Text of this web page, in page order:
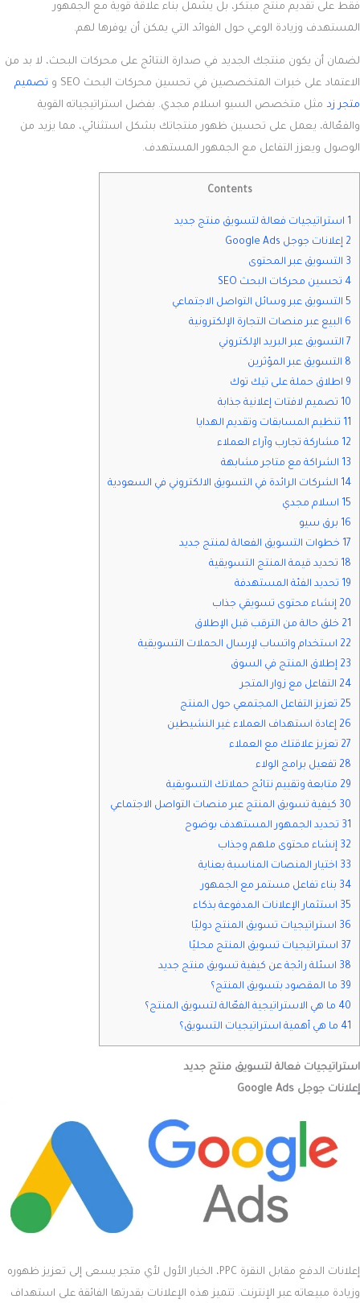
فقط على تقديم منتج مبتكر، بل يشمل بناء علاقة قوية مع الجمهور
المستهدف وزيادة الوعي حول الفوائد التي يمكن أن يوفرها لهم.
لضمان أن يكون منتجك الجديد في صدارة النتائج على محركات البحث، لا بد من
الاعتماد على خبرات المتخصصين في تحسين محركات البحث SEO و
تصميم
متجر زد مثل متخصص السيو اسلام مجدي. بفضل استراتيجياته القوية
والفعّالة، يعمل على تحسين ظهور منتجاتك بشكل استثنائي، مما يزيد من
الوصول ويعزز التفاعل مع الجمهور المستهدف.
Contents
1 استراتيجيات فعالة لتسويق منتج جديد
2 إعلانات جوجل Google Ads
3 التسويق عبر المحتوى
4 تحسين محركات البحث SEO
5 التسويق عبر وسائل التواصل الاجتماعي
6 البيع عبر منصات التجارة الإلكترونية
7 التسويق عبر البريد الإلكتروني
8 التسويق عبر المؤثرين
9 اطلاق حملة على تيك توك
10 تصميم لافتات إعلانية جذابة
11 تنظيم المسابقات وتقديم الهدايا
12 مشاركة تجارب وآراء العملاء
13 الشراكة مع متاجر مشابهة
14 الشركات الرائدة في التسويق الالكتروني في السعودية
15 اسلام مجدي
16 برق سيو
17 خطوات التسويق الفعالة لمنتج جديد
18 تحديد قيمة المنتج التسويقية
19 تحديد الفئة المستهدفة
20 إنشاء محتوى تسويقي جذاب
21 خلق حالة من الترقب قبل الإطلاق
22 استخدام واتساب لإرسال الحملات التسويقية
23 إطلاق المنتج في السوق
24 التفاعل مع زوار المتجر
25 تعزيز التفاعل المجتمعي حول المنتج
26 إعادة استهداف العملاء غير النشيطين
27 تعزيز علاقتك مع العملاء
28 تفعيل برامج الولاء
29 متابعة وتقييم نتائج حملاتك التسويقية
30 كيفية تسويق المنتج عبر منصات التواصل الاجتماعي
31 تحديد الجمهور المستهدف بوضوح
32 إنشاء محتوى ملهم وجذاب
33 اختيار المنصات المناسبة بعناية
34 بناء تفاعل مستمر مع الجمهور
35 استثمار الإعلانات المدفوعة بذكاء
36 استراتيجيات تسويق المنتج دوليًا
37 استراتيجيات تسويق المنتج محليًا
38 اسئلة رائجة عن كيفية تسويق منتج جديد
39 ما المقصود بتسويق المنتج؟
40 ما هي الاستراتيجية الفعّالة لتسويق المنتج؟
41 ما هي أهمية استراتيجيات التسويق؟
استراتيجيات فعالة لتسويق منتج جديد
إعلانات جوجل Google Ads
إعلانات الدفع مقابل النقرة PPC، الخيار الأول لأي متجر يسعى إلى تعزيز ظهوره
وزيادة مبيعاته عبر الإنترنت. تتميز هذه الإعلانات بقدرتها الفائقة على استهداف